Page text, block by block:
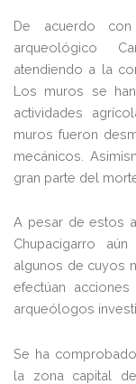
De acuerdo
arqueológico
atendiendo a la
Los muros se
actividades
muros fueron
mecánicos.
gran parte del
A pesar de estos
Chupacigarro
algunos de cuyos
efectúan
arqueólogos
Se ha
la zona capital